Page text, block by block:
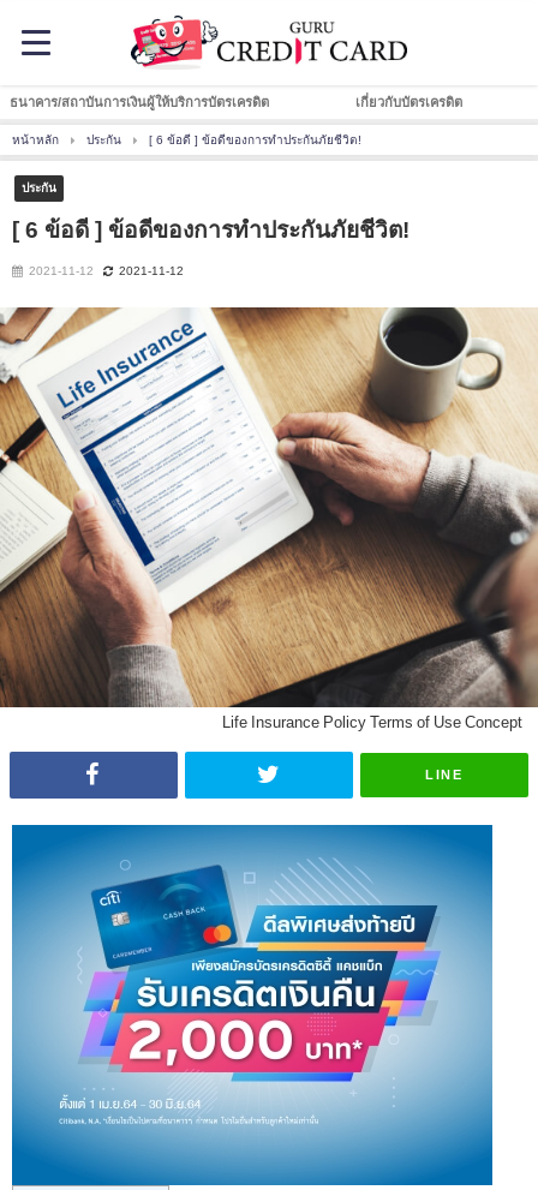
ธนาคาร/สถาบันการเงินผู้ให้บริการบัตรเครดิต เกี่ยวกับบัตรเครดิต
หน้าหลัก ประกัน [ 6 ข้อดี ] ข้อดีของการทำประกันภัยชีวิต!
ประกัน
[ 6 ข้อดี ] ข้อดีของการทำประกันภัยชีวิต!
2021-11-12 2021-11-12
Life Insurance Policy Terms of Use Concept
LINE